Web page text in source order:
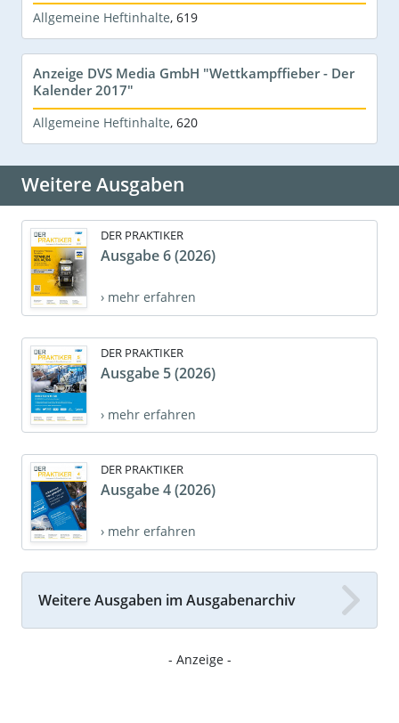
Allgemeine Heftinhalte, 619
Anzeige DVS Media GmbH "Wettkampffieber - Der
Kalender 2017"
Allgemeine Heftinhalte, 620
Weitere Ausgaben
DER PRAKTIKER
Ausgabe 6 (2026)
› mehr erfahren
DER PRAKTIKER
Ausgabe 5 (2026)
› mehr erfahren
DER PRAKTIKER
Ausgabe 4 (2026)
› mehr erfahren
Weitere Ausgaben im Ausgabenarchiv
- Anzeige -